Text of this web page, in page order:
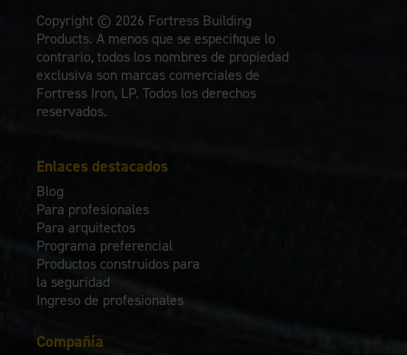
Enlaces destacados
Blog
Para profesionales
Para arquitectos
Programa preferencial
Productos construidos para
la seguridad
Ingreso de profesionales
Compañía
Copyright © 2026 Fortress Building
Products. A menos que se especifique lo
contrario, todos los nombres de propiedad
exclusiva son marcas comerciales de
Fortress Iron, LP. Todos los derechos
reservados.